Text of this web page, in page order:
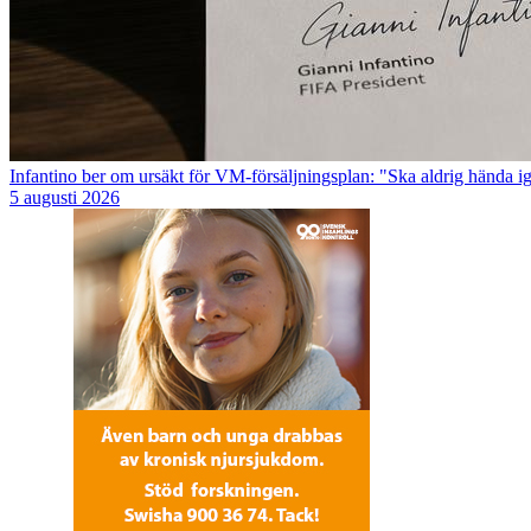
Infantino ber om ursäkt för VM-försäljningsplan: "Ska aldrig hända
5 augusti 2026